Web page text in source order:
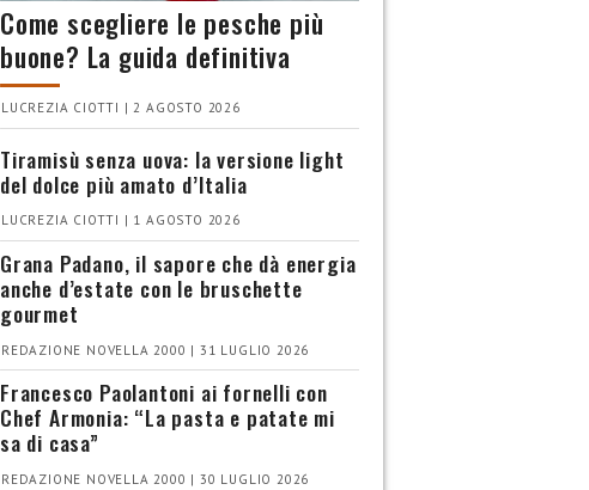
Come scegliere le pesche più
buone? La guida definitiva
LUCREZIA CIOTTI | 2 AGOSTO 2026
Tiramisù senza uova: la versione light
del dolce più amato d’Italia
LUCREZIA CIOTTI | 1 AGOSTO 2026
Grana Padano, il sapore che dà energia
anche d’estate con le bruschette
gourmet
REDAZIONE NOVELLA 2000 | 31 LUGLIO 2026
Francesco Paolantoni ai fornelli con
Chef Armonia: “La pasta e patate mi
sa di casa”
REDAZIONE NOVELLA 2000 | 30 LUGLIO 2026